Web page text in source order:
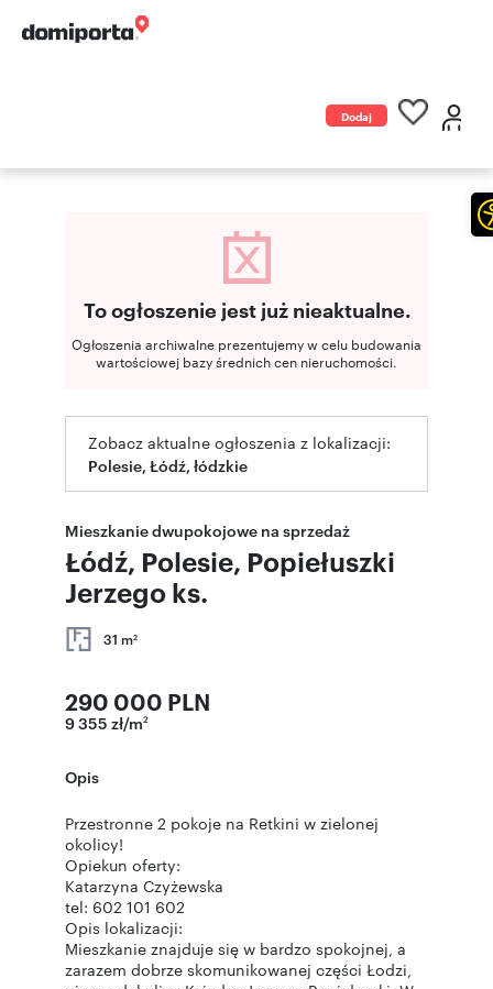
Dodaj
To ogłoszenie jest już nieaktualne.
Ogłoszenia archiwalne prezentujemy w celu budowania
wartościowej bazy średnich cen nieruchomości.
Zobacz aktualne ogłoszenia z lokalizacji:
Polesie, Łódź, łódzkie
Mieszkanie dwupokojowe na sprzedaż
Łódź, Polesie, Popiełuszki
Jerzego ks.
31 m2
290 000 PLN
9 355 zł/m2
Opis
Przestronne 2 pokoje na Retkini w zielonej
okolicy!
Opiekun oferty:
Katarzyna Czyżewska
tel: 602 101 602
Opis lokalizacji:
Mieszkanie znajduje się w bardzo spokojnej, a
zarazem dobrze skomunikowanej części Łodzi,